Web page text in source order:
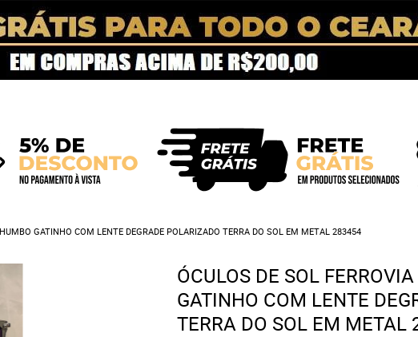
GATINHO COM LENTE DEGRADE POLARIZADO TERRA DO SOL EM METAL 283454
ÓCULOS DE SOL
GATINHO COM LENTE
TERRA DO SOL EM METAL